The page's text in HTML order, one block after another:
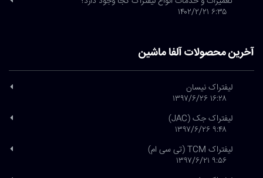
۶:۳۵ ۱۴۰۲/۲/۲۱
آخرین محصولات آلفا ماشین
لیفتراک نیسان
۱۶:۲۸ ۱۳۹۷/۶/۲۶
لیفتراک جک (JAC)
۹:۴۸ ۱۳۹۷/۶/۲۶
لیفتراک TCM (تی سی ام)
۹:۵۶ ۱۳۹۷/۶/۲۱